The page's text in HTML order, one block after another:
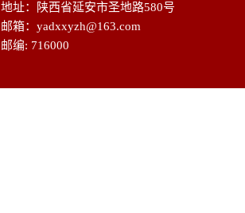
地址：陕西省延安市圣地路580号
邮箱：yadxxyzh@163.com
邮编: 716000